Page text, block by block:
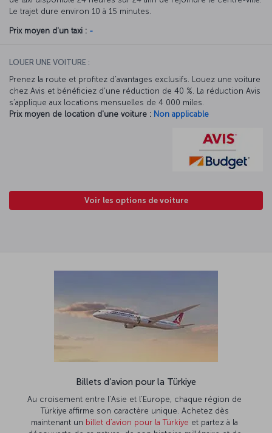
Le trajet dure environ 10 à 15 minutes.
Prix moyen d'un taxi : -
LOUER UNE VOITURE :
Prenez la route et profitez d’avantages exclusifs. Louez une voiture
chez Avis et bénéficiez d’une réduction de 40 %. La réduction Avis
s’applique aux locations mensuelles de 4 000 miles.
Prix moyen de location d'une voiture : Non applicable
Voir les options de voiture
Billets d’avion pour la Türkiye
Au croisement entre l’Asie et l’Europe, chaque région de
Türkiye affirme son caractère unique. Achetez dès
maintenant un billet d’avion pour la Türkiye et partez à la